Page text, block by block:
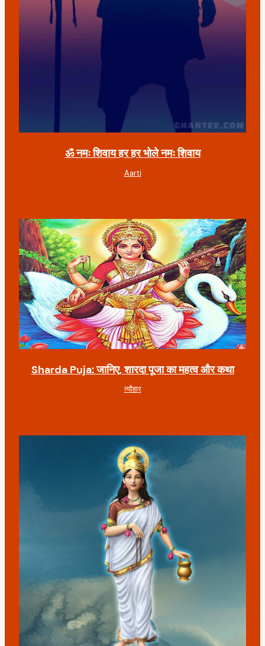
ॐ नमः शिवाय हर हर भोले नमः शिवाय
Aarti
Sharda Puja: जानिए, शारदा पूजा का महत्व और कथा
त्यौहार